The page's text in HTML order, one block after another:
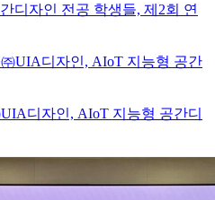
디자인 전공 학생들, 제2회 연
디자인, AIoT 지능형 공간디